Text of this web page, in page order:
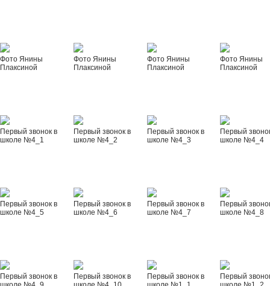
Фото Янины
Плаксиной
Фото Янины
Плаксиной
Фото Янины
Плаксиной
Фото Янины
Плаксиной
Первый звонок в
школе №4_1
Первый звонок в
школе №4_2
Первый звонок в
школе №4_3
Первый
школе №4_4
Первый звонок в
школе №4_5
Первый звонок в
школе №4_6
Первый звонок в
школе №4_7
Первый
школе №4_8
Первый звонок в
Первый звонок в
Первый звонок в
Первый